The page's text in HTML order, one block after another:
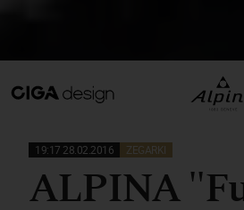
19:17 28.02.2016 ZEGARKI
ALPINA